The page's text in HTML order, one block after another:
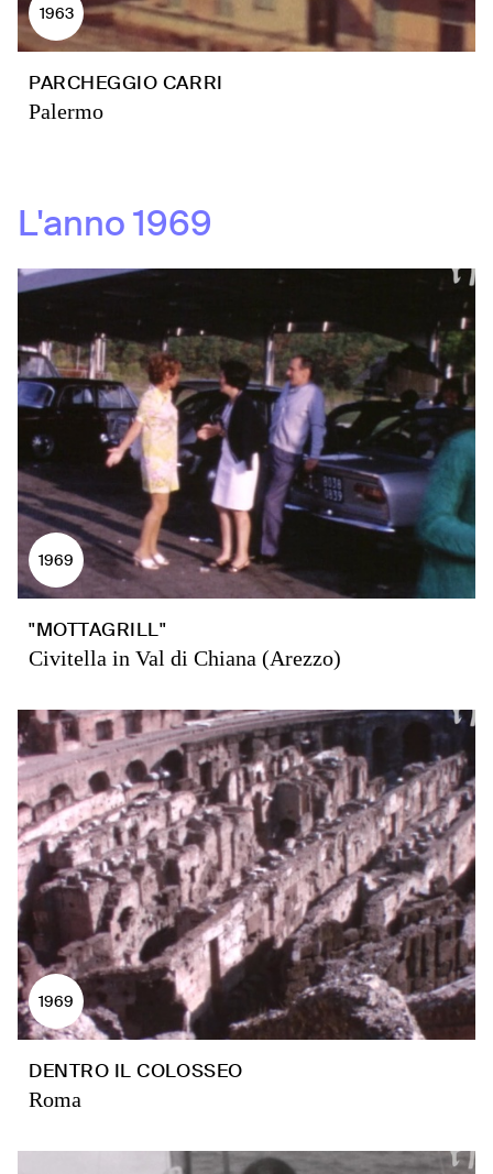
1963
PARCHEGGIO CARRI
Palermo
L'anno1969
1969
"MOTTAGRILL"
Civitella in Val di Chiana (Arezzo)
1969
DENTRO IL COLOSSEO
Roma